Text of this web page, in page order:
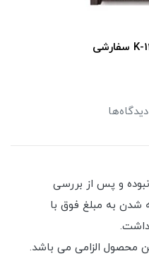
دیدگاه‌ها
و پس از بررسی
شدن به مبلغ فوق با
داشت.
محصول الزامی می باشد.